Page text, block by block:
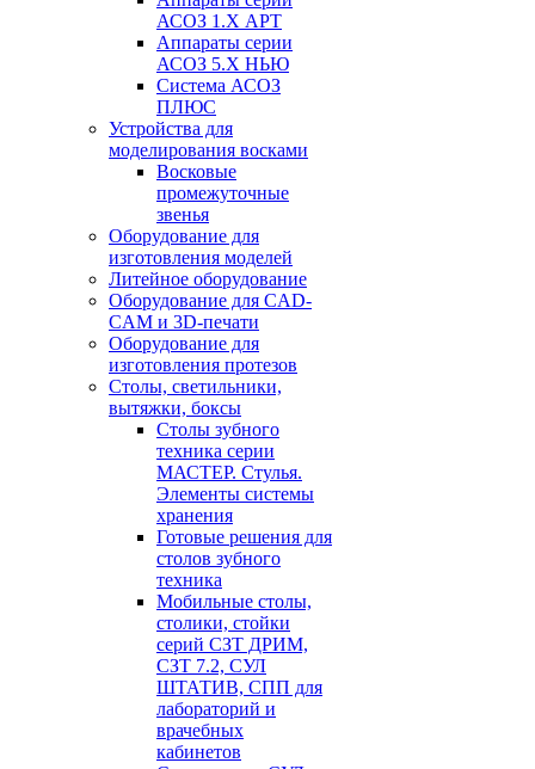
АСОЗ 1.Х АРТ
Аппараты серии
АСОЗ 5.Х НЬЮ
Система АСОЗ
ПЛЮС
Устройства для
моделирования восками
Восковые
промежуточные
звенья
Оборудование для
изготовления моделей
Литейное оборудование
Оборудование для CAD-
CAM и 3D-печати
Оборудование для
изготовления протезов
Cтолы, светильники,
вытяжки, боксы
Столы зубного
техника серии
МАСТЕР. Стулья.
Элементы системы
хранения
Готовые решения для
столов зубного
техника
Мобильные столы,
столики, стойки
серий СЗТ ДРИМ,
СЗТ 7.2, СУЛ
ШТАТИВ, СПП для
лабораторий и
врачебных
кабинетов